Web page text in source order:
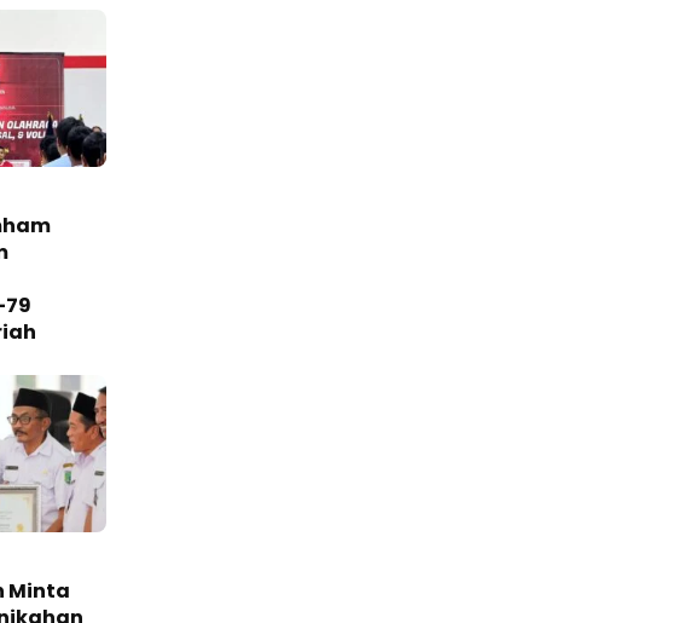
Minta